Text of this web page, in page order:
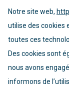
Notre site web,
utilise des cookies
toutes ces
Des cookies sont
nous avons
informons de